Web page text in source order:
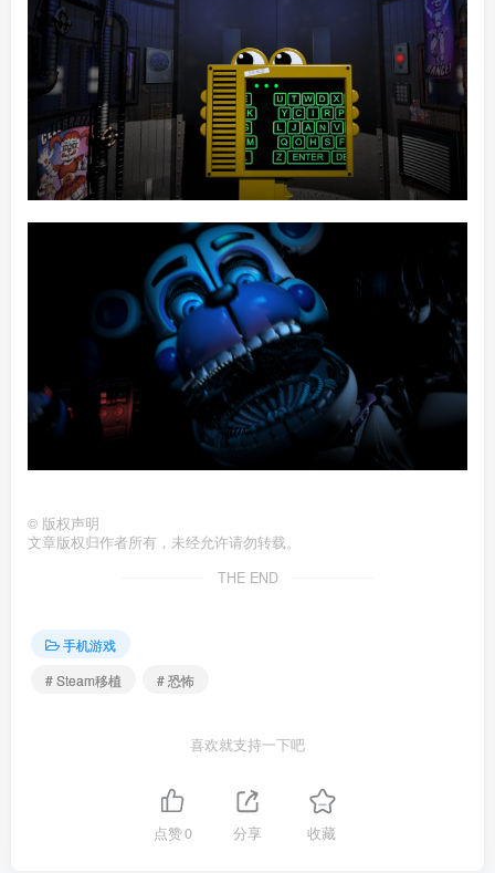
© 版权声明
文章版权归作者所有，未经允许请勿转载。
THE END
手机游戏
# Steam移植
# 恐怖
喜欢就支持一下吧
点赞0 分享 收藏